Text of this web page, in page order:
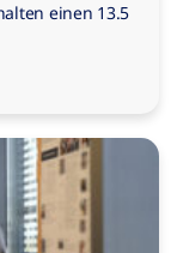
einen 13.5